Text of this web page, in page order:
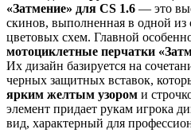
«Затмение» для CS 1.6 — это
скинов, выполненная в одной
цветовых схем. Главной
мотоциклетные перчатки
Их дизайн базируется на
черных защитных вставок,
ярким желтым узором и
элемент придает рукам игрока
вид, характерный для